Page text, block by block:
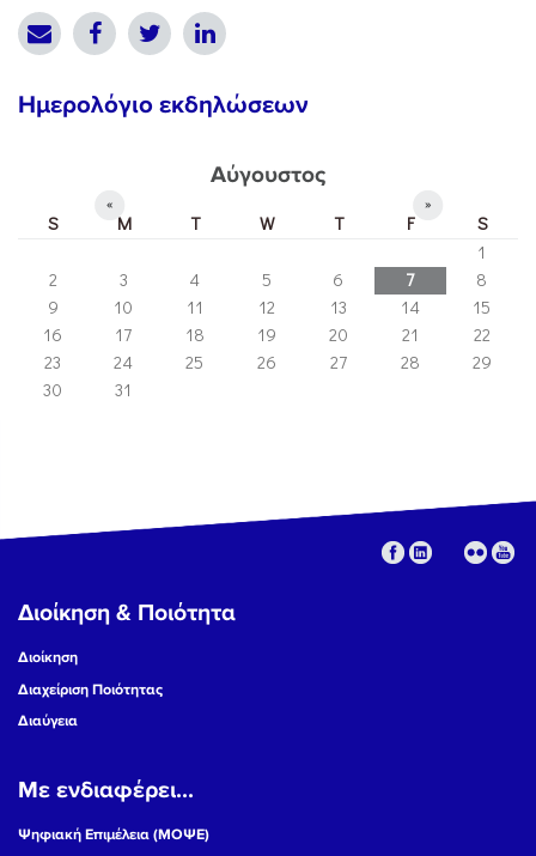
Ημερολόγιο εκδηλώσεων
Αύγουστος
« »
S M T W T F
S
1
2
3 4 5 6 7
8
9
10 11 12 13 14
15
16
17 18 19 20 21
22
23
24 25 26 27 28
29
30
31
Διοίκηση & Ποιότητα
Διοίκηση
Διαχείριση Ποιότητας
Διαύγεια
Με ενδιαφέρει...
Ψηφιακή Επιμέλεια (ΜΟΨΕ)